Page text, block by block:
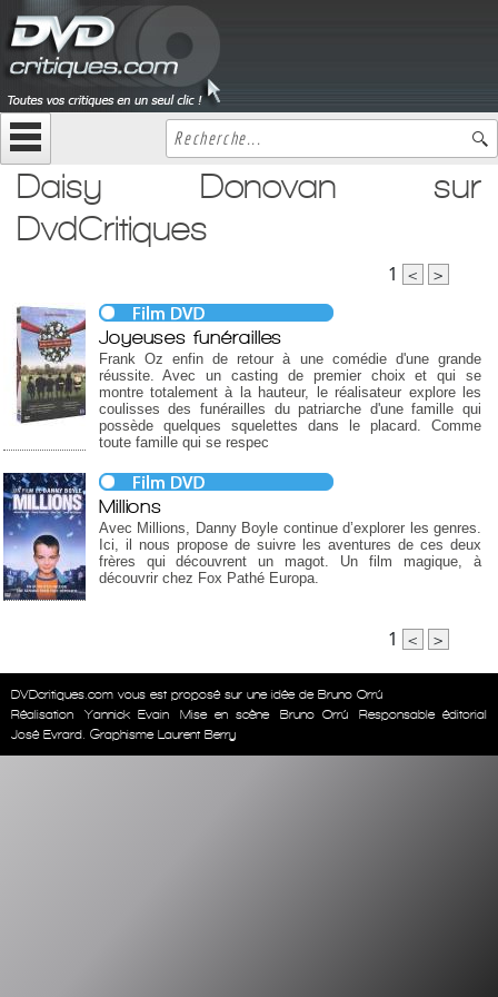
Daisy Donovan sur
DvdCritiques
1 < >
Joyeuses funérailles
Frank Oz enfin de retour à une comédie d'une grande
réussite. Avec un casting de premier choix et qui se
montre totalement à la hauteur, le réalisateur explore les
coulisses des funérailles du patriarche d'une famille qui
possède quelques squelettes dans le placard. Comme
toute famille qui se respec
Millions
Avec Millions, Danny Boyle continue d’explorer les genres.
Ici, il nous propose de suivre les aventures de ces deux
frères qui découvrent un magot. Un film magique, à
découvrir chez Fox Pathé Europa.
1 < >
DVDcritiques.com vous est proposé sur une idée de Bruno Orrú
Réalisation
Yannick Evain Mise en scène Bruno Orrú
Responsable éditorial
José Evrard. Graphisme Laurent Berry